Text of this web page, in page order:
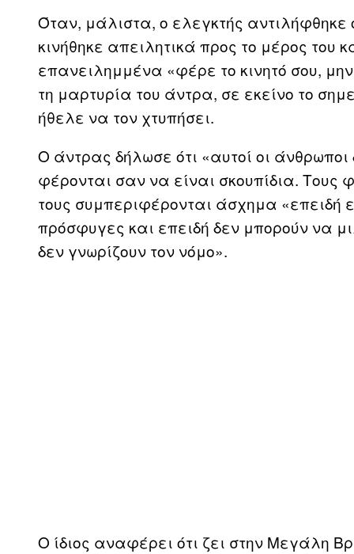
Όταν, μάλιστα, ο ελεγκτής αντιλήφθηκε
κινήθηκε απειλητικά προς το μέρος του
επανειλημμένα «φέρε το κινητό σου,
τη μαρτυρία του άντρα, σε εκείνο το
ήθελε να τον χτυπήσει.
Ο άντρας δήλωσε ότι «αυτοί οι άνθρωποι
φέρονται σαν να είναι σκουπίδια. Τους
τους συμπεριφέρονται άσχημα «επειδή
πρόσφυγες και επειδή δεν μπορούν να
δεν γνωρίζουν τον νόμο».
Ο ίδιος αναφέρει ότι ζει στην Μεγάλη